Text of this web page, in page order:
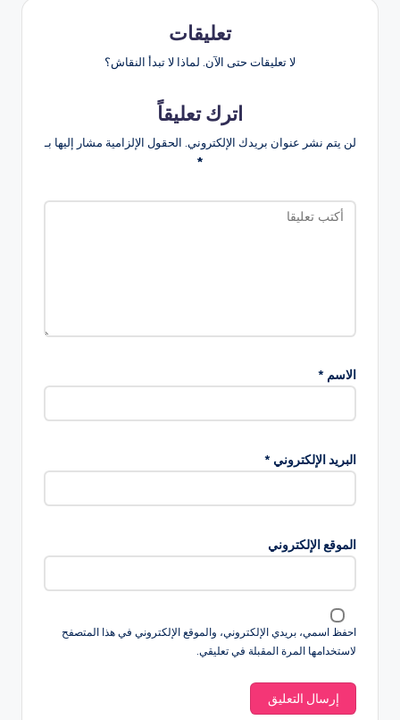
تعليقات
لا تعليقات حتى الآن. لماذا لا تبدأ النقاش؟
اترك تعليقاً
لن يتم نشر عنوان بريدك الإلكتروني. الحقول الإلزامية مشار إليها بـ
*
الاسم *
البريد الإلكتروني *
الموقع الإلكتروني
احفظ اسمي، بريدي الإلكتروني، والموقع الإلكتروني في هذا المتصفح
لاستخدامها المرة المقبلة في تعليقي.